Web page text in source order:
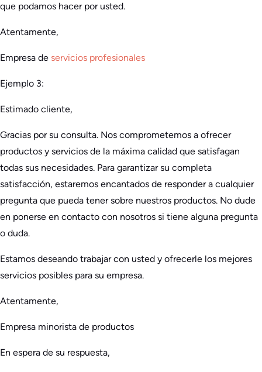
que podamos hacer por usted.
Atentamente,
Empresa de servicios profesionales
Ejemplo 3:
Estimado cliente,
Gracias por su consulta. Nos comprometemos a ofrecer
productos y servicios de la máxima calidad que satisfagan
todas sus necesidades. Para garantizar su completa
satisfacción, estaremos encantados de responder a cualquier
pregunta que pueda tener sobre nuestros productos. No dude
en ponerse en contacto con nosotros si tiene alguna pregunta
o duda.
Estamos deseando trabajar con usted y ofrecerle los mejores
servicios posibles para su empresa.
Atentamente,
Empresa minorista de productos
En espera de su respuesta,